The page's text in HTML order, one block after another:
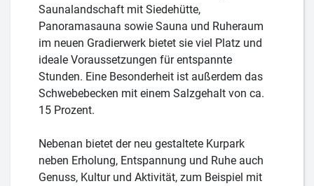
Saunalandschaft mit Siedehütte,
Panoramasauna sowie Sauna und Ruheraum
im neuen Gradierwerk bietet sie viel Platz und
ideale Voraussetzungen für entspannte
Stunden. Eine Besonderheit ist außerdem das
Schwebebecken mit einem Salzgehalt von ca.
15 Prozent.
Nebenan bietet der neu gestaltete Kurpark
neben Erholung, Entspannung und Ruhe auch
Genuss, Kultur und Aktivität, zum Beispiel mit